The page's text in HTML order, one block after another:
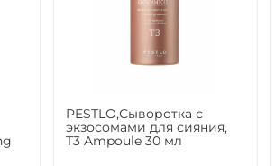
PESTLO,Сыворотка с
экзосомами для сияния,
T3 Ampoule 30 мл